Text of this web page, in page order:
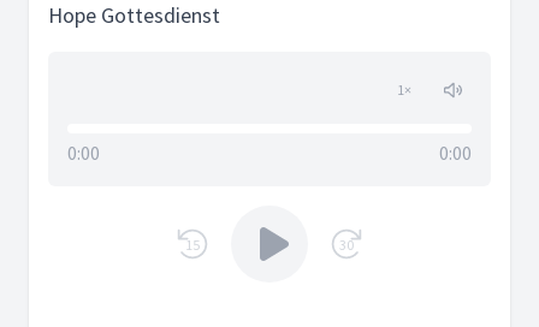
Hope Gottesdienst
1×
0:00 0:00
15 30